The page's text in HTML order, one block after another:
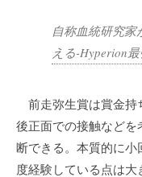
自称血統研究家
える-Hyperion
前走弥生賞は賞金持
後正面での接触など
断できる。本質的に
度経験している点は